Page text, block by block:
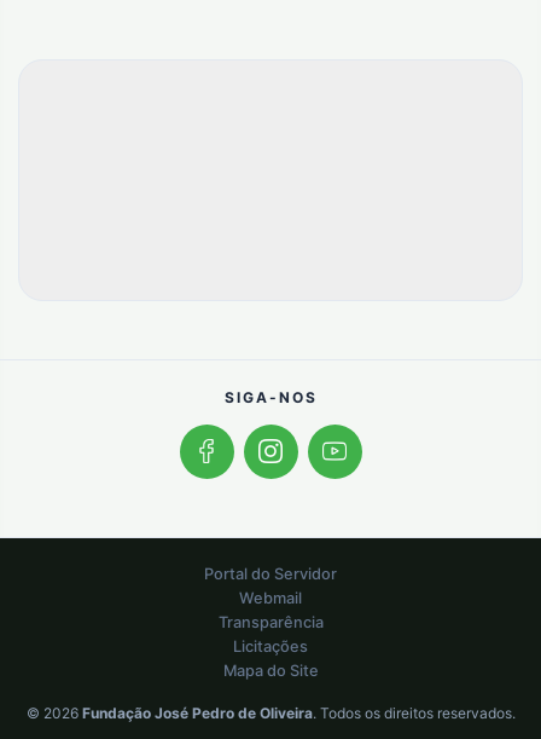
SIGA-NOS
Portal do Servidor
Webmail
Transparência
Licitações
Mapa do Site
© 2026 Fundação José Pedro de Oliveira. Todos os direitos reservados.